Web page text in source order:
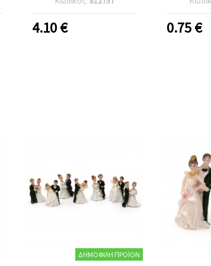
4.10€ 0.75€
ΔΗΜΟΦΙΛΉ ΠΡΟΪΌΝ